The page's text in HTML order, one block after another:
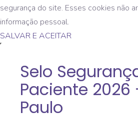
segurança do site. Esses cookies não
informação pessoal.
SALVAR E ACEITAR
Selo
Paciente 2026
Paulo